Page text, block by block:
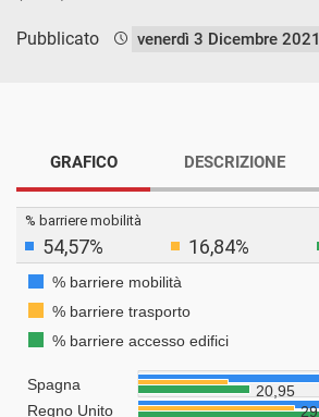
Pubblicato venerdì 3 Dicembre 2021
GRAFICO DESCRIZIONE